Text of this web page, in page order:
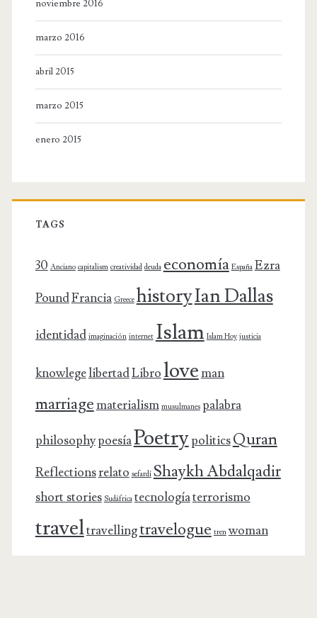
noviembre 2016
marzo 2016
abril 2015
marzo 2015
enero 2015
TAGS
30 Anciano capitalism creatividad deuda economía España Ezra
PoundFrancia Greece historyIan Dallas
identidad imaginación internet Islam Islam Hoy justicia
knowlegelibertadLibrolove man
marriage materialism musulmanes palabra
philosophypoesíaPoetrypoliticsQuran
Reflectionsrelato sefardí Shaykh Abdalqadir
short stories Sudáfrica tecnologíaterrorismo
traveltravellingtravelogue tren woman